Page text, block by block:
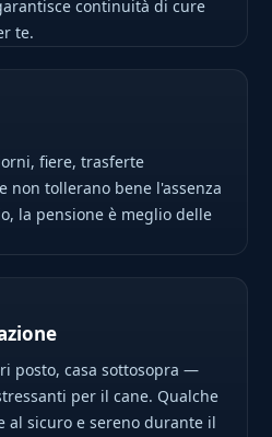
continuità di cure
te.
fiere, trasferte
non tollerano bene l'assenza
la pensione è meglio delle
posto, casa sottosopra —
per il cane. Qualche
al sicuro e sereno durante il